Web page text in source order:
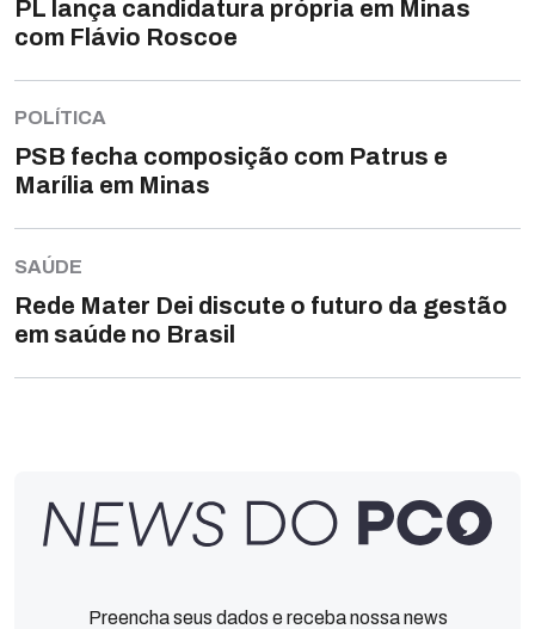
PL lança candidatura própria em Minas
com Flávio Roscoe
POLÍTICA
PSB fecha composição com Patrus e
Marília em Minas
SAÚDE
Rede Mater Dei discute o futuro da gestão
em saúde no Brasil
Preencha seus dados e receba nossa news